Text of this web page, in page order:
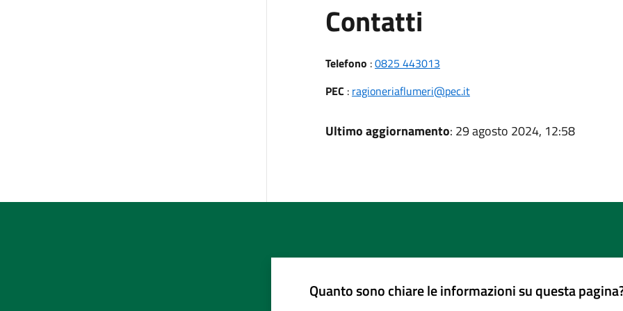
Contatti
Telefono :0825 443013
PEC : ragioneriaflumeri@pec.it
Ultimo aggiornamento: 29 agosto 2024, 12:58
Quanto sono chiare le informazioni su questa